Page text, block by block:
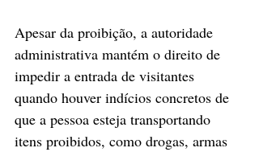
Apesar da proibição, a autoridade
administrativa mantém o direito de
impedir a entrada de visitantes
quando houver indícios concretos de
que a pessoa esteja transportando
itens proibidos, como drogas, armas